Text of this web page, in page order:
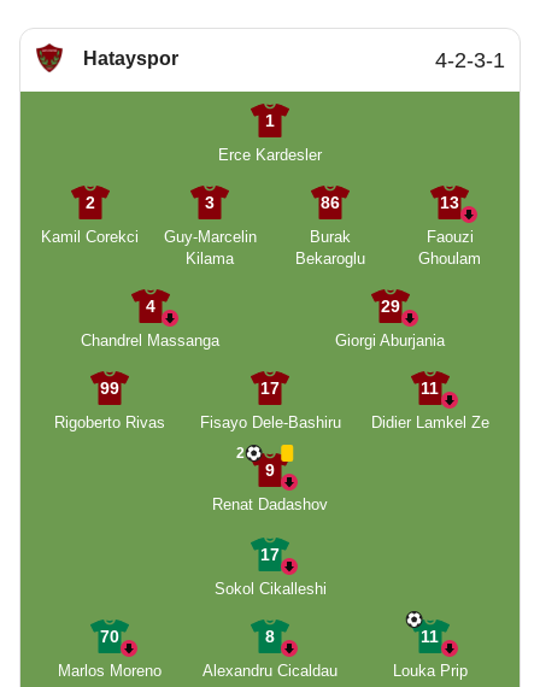
Hatayspor 4-2-3-1
1
Erce Kardesler
2
Kamil Corekci
3
Guy-Marcelin
Kilama
86
Burak
Bekaroglu
13
Faouzi
Ghoulam
4
Chandrel Massanga
29
Giorgi Aburjania
99
Rigoberto Rivas
17
Fisayo Dele-Bashiru
11
Didier Lamkel Ze
9
2
Renat Dadashov
17
Sokol Cikalleshi
70
Marlos Moreno
8
Alexandru Cicaldau
11
Louka Prip